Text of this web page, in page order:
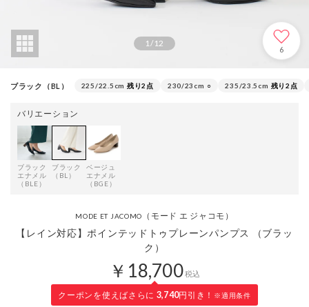
1/ 12
6
ブラック（BL） 225/22.5cm 残り2点 230/23cm ○ 235/23.5cm 残り2点
バリエーション
ブラック
エナメル
（BLE）
ブラック
（BL）
ベージュ
エナメル
（BGE）
MODE ET JACOMO （モード エ ジャコモ）
【レイン対応】ポインテッドトゥプレーンパンプス （ブラッ
ク）
￥18,700税込
クーポンを使えばさらに 3,740円引き！ ※適用条件